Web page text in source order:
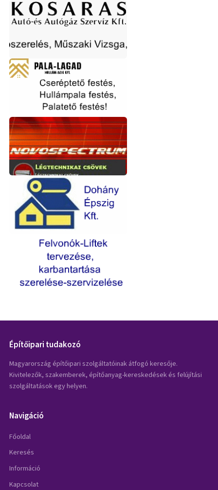
Építőipari tudakozó
Magyarország építőipari szolgáltatóinak átfogó keresője.
Kivitelezők, szakemberek, építőanyag-kereskedések és felújítási
szolgáltatások egy helyen.
Navigáció
Főoldal
Keresés
Információ
Kapcsolat